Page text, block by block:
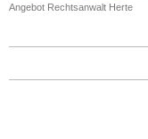
Angebot Rechtsanwalt Herte